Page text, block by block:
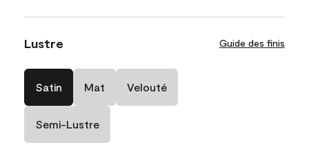
Lustre Guide des finis
Satin Mat Velouté
Semi-Lustre